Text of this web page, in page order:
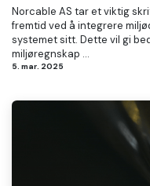
Norcable AS tar et viktig
fremtid ved å integrere
systemet sitt. Dette vil gi
miljøregnskap ...
5. mar. 2025